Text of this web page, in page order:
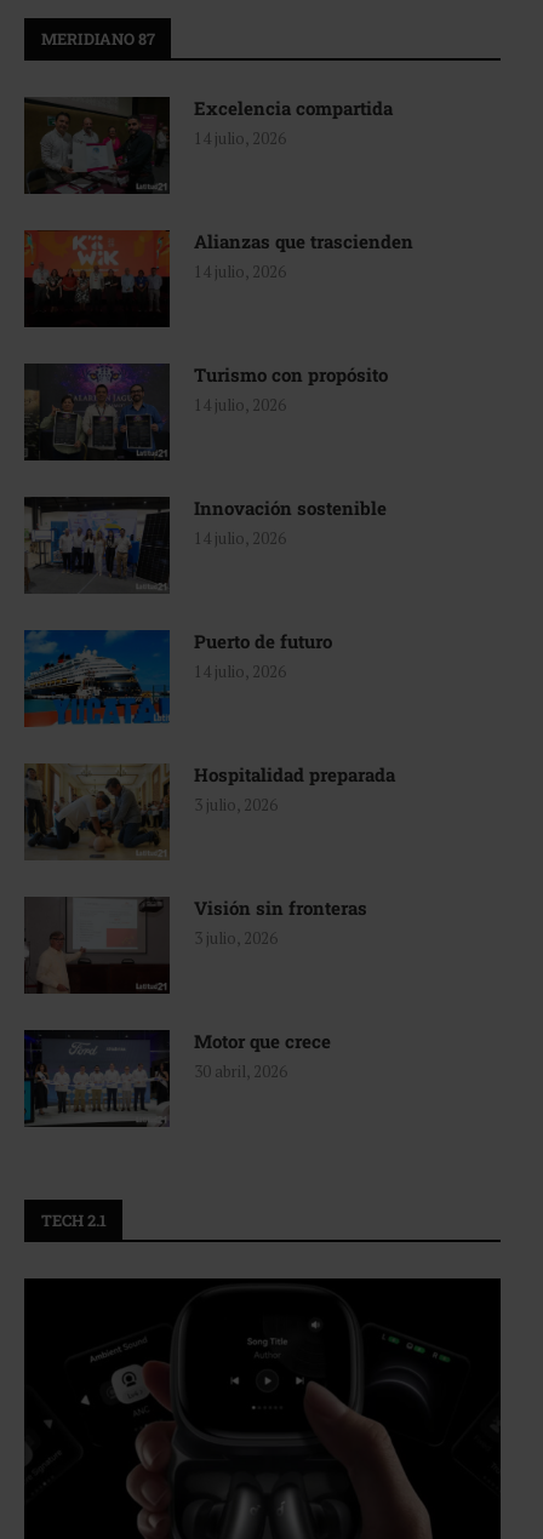
MERIDIANO 87
Excelencia compartida
14 julio, 2026
Alianzas que trascienden
14 julio, 2026
Turismo con propósito
14 julio, 2026
Innovación sostenible
14 julio, 2026
Puerto de futuro
14 julio, 2026
Hospitalidad preparada
3 julio, 2026
Visión sin fronteras
3 julio, 2026
Motor que crece
30 abril, 2026
TECH 2.1